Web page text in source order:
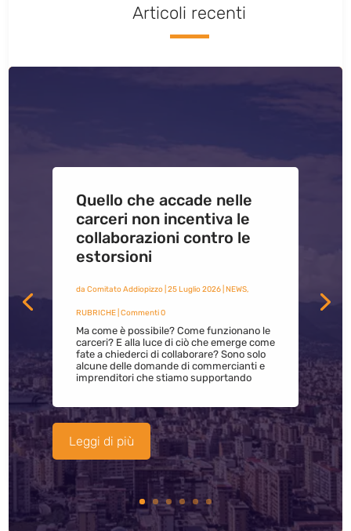
Articoli recenti
Quello che accade nelle
carceri non incentiva le
collaborazioni contro le
estorsioni
da Comitato Addiopizzo| 25 Luglio 2026| NEWS,
RUBRICHE| Commenti 0
Ma come è possibile? Come funzionano le
carceri? E alla luce di ciò che emerge come
fate a chiederci di collaborare? Sono solo
alcune delle domande di commercianti e
imprenditori che stiamo supportando
Leggi di più